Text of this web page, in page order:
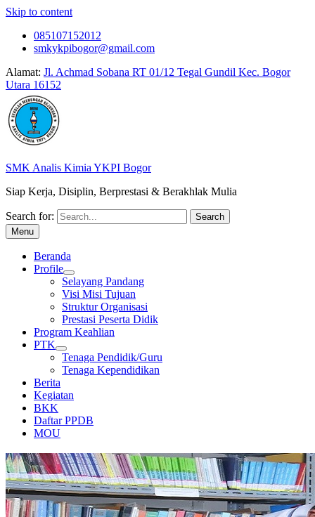
Skip to content
085107152012
smkykpibogor@gmail.com
Alamat: Jl. Achmad Sobana RT 01/12 Tegal Gundil Kec. Bogor
Utara 16152
SMK Analis Kimia YKPI Bogor
Siap Kerja, Disiplin, Berprestasi & Berakhlak Mulia
Search for:
Menu
Beranda
Profile
Selayang Pandang
Visi Misi Tujuan
Struktur Organisasi
Prestasi Peserta Didik
Program Keahlian
PTK
Tenaga Pendidik/Guru
Tenaga Kependidikan
Berita
Kegiatan
BKK
Daftar PPDB
MOU
PERPUSTAKAAN